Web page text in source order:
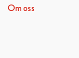
Om oss